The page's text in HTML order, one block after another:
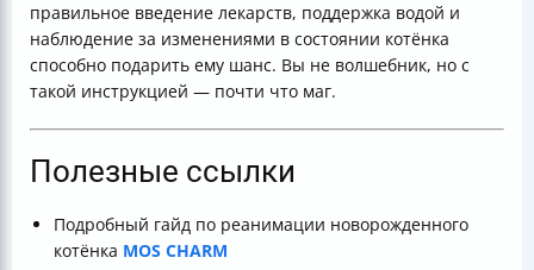
правильное введение лекарств, поддержка водой и
наблюдение за изменениями в состоянии котёнка
способно подарить ему шанс. Вы не волшебник, но с
такой инструкцией — почти что маг.
Полезные ссылки
Подробный гайд по реанимации новорожденного
котёнка MOS CHARM